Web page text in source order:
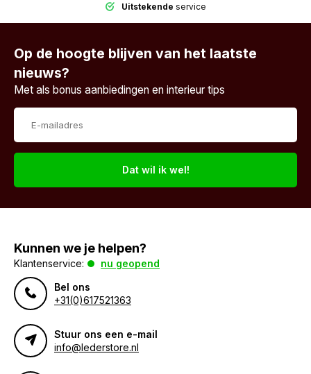
Uitstekende service
Op de hoogte blijven van het laatste
nieuws?
Met als bonus aanbiedingen en interieur tips
Dat wil ik wel!
Kunnen we je helpen?
Klantenservice:
nu geopend
Bel ons
+31(0)617521363
Stuur ons een e-mail
info@lederstore.nl